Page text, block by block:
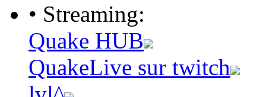
• Streaming:
Quake HUB
QuakeLive sur twitch